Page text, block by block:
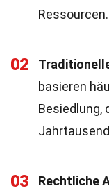
Ressourcen.
02
basieren
Besiedlung,
03 Rechtliche